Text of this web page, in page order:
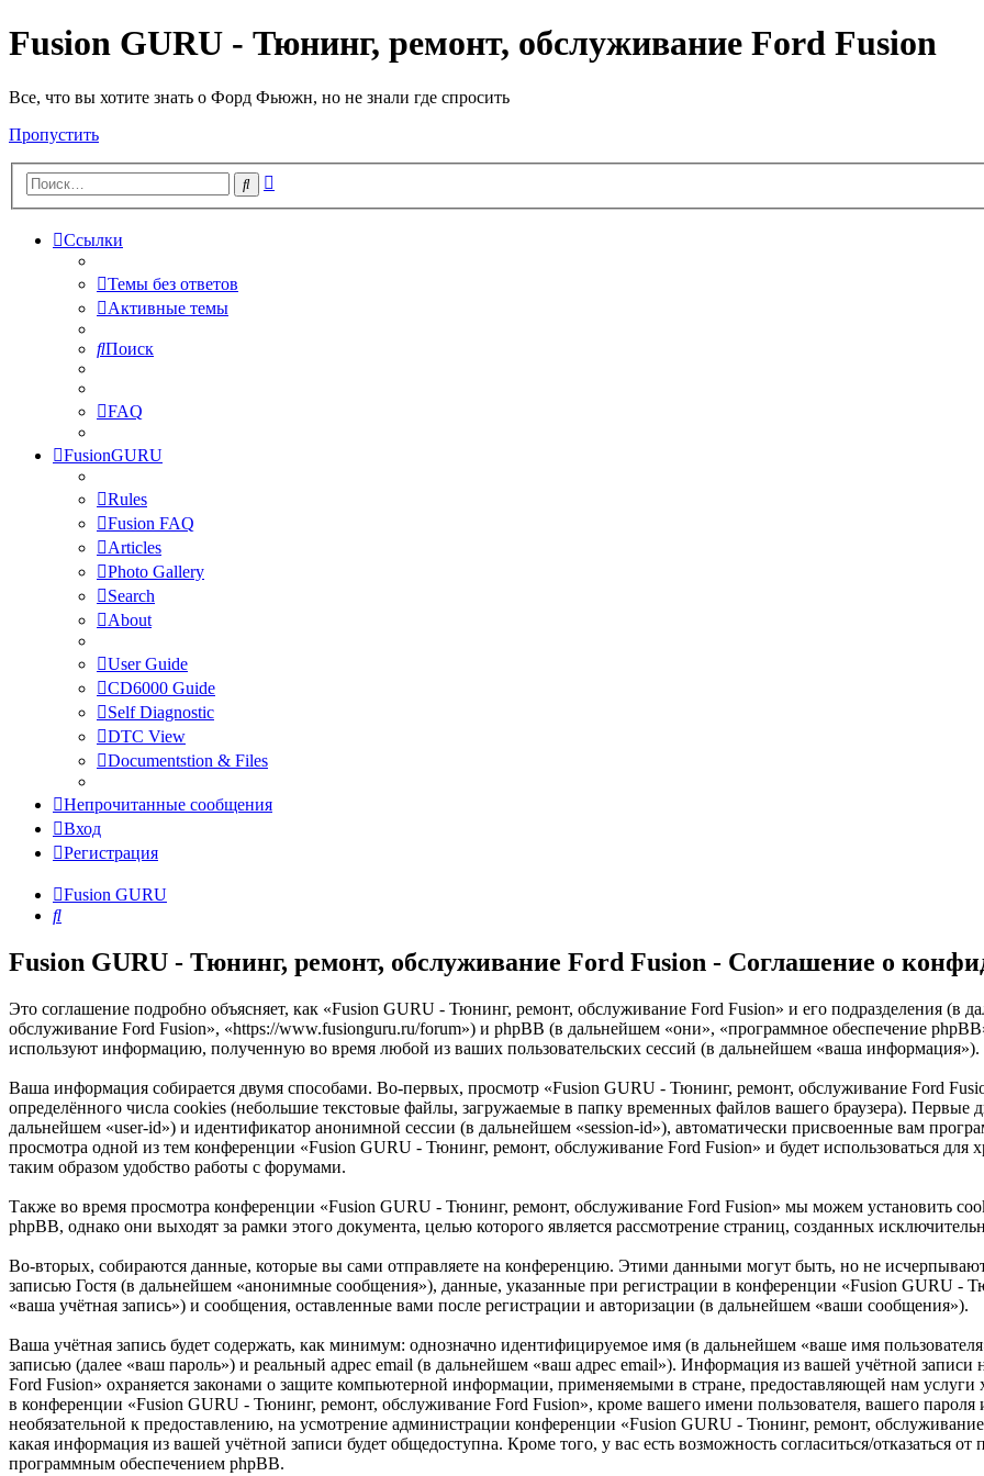
Fusion GURU - Тюнинг, ремонт, обслуживание Ford Fusion
Все, что вы хотите знать о Форд Фьюжн, но не знали где спросить
Пропустить
Поиск
Ссылки
Темы без ответов
Активные темы
Поиск
FAQ
FusionGURU
Rules
Fusion FAQ
Articles
Photo Gallery
Search
About
User Guide
CD6000 Guide
Self Diagnostic
DTC View
Documentstion & Files
Непрочитанные сообщения
Вход
Регистрация
Fusion GURU
Поиск
Fusion GURU - Тюнинг, ремонт, обслуживание Ford Fusion - Соглашение о
Это соглашение подробно объясняет, как «Fusion GURU - Тюнинг, ремонт, обслуживание Ford Fusion» и его подразделения
обслуживание Ford Fusion», «https://www.fusionguru.ru/forum») и phpBB (в дальнейшем «они», «программное обеспечение
используют информацию, полученную во время любой из ваших пользовательских сессий (в дальнейшем «ваша информация»).
Ваша информация собирается двумя способами. Во-первых, просмотр «Fusion GURU - Тюнинг, ремонт, обслуживание Ford
определённого числа cookies (небольшие текстовые файлы, загружаемые в папку временных файлов вашего браузера). Первые
дальнейшем «user-id») и идентификатор анонимной сессии (в дальнейшем «session-id»), автоматически присвоенные вам
просмотра одной из тем конференции «Fusion GURU - Тюнинг, ремонт, обслуживание Ford Fusion» и будет использоваться
таким образом удобство работы с форумами.
Также во время просмотра конференции «Fusion GURU - Тюнинг, ремонт, обслуживание Ford Fusion» мы можем установить
phpBB, однако они выходят за рамки этого документа, целью которого является рассмотрение страниц, созданных
Во-вторых, собираются данные, которые вы сами отправляете на конференцию. Этими данными могут быть, но не
записью Гостя (в дальнейшем «анонимные сообщения»), данные, указанные при регистрации в конференции «Fusion GURU -
«ваша учётная запись») и сообщения, оставленные вами после регистрации и авторизации (в дальнейшем «ваши сообщения»).
Ваша учётная запись будет содержать, как минимум: однозначно идентифицируемое имя (в дальнейшем «ваше имя
записью (далее «ваш пароль») и реальный адрес email (в дальнейшем «ваш адрес email»). Информация из вашей учётной
Ford Fusion» охраняется законами о защите компьютерной информации, применяемыми в стране, предоставляющей нам
в конференции «Fusion GURU - Тюнинг, ремонт, обслуживание Ford Fusion», кроме вашего имени пользователя, вашего пароля
необязательной к предоставлению, на усмотрение администрации конференции «Fusion GURU - Тюнинг, ремонт,
какая информация из вашей учётной записи будет общедоступна. Кроме того, у вас есть возможность согласиться/отказаться
программным обеспечением phpBB.